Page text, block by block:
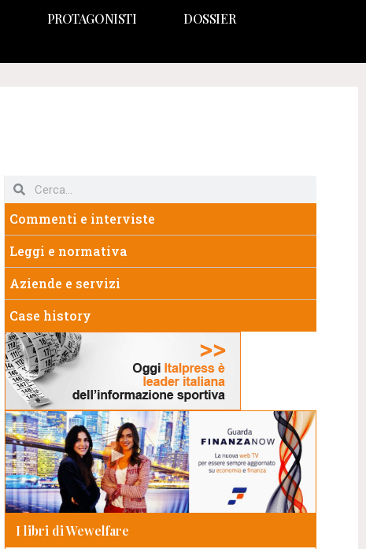
PROTAGONISTI
DOSSIER
Commenti e interviste
Leggi e normativa
Aziende e servizi
Case history
I libri di Wewelfare